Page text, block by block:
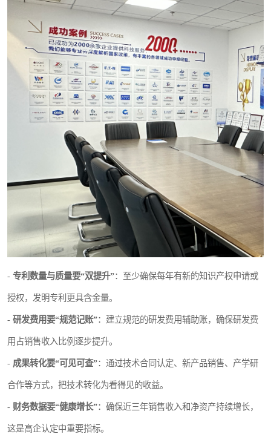
- 专利数量与质量要“双提升”：至少确保每年有新的知识产权申请或
授权，发明专利更具含金量。
- 研发费用要“规范记账”：建立规范的研发费用辅助账，确保研发费
用占销售收入比例逐步提升。
- 成果转化要“可见可查”：通过技术合同认定、新产品销售、产学研
合作等方式，把技术转化为看得见的收益。
- 财务数据要“健康增长”：确保近三年销售收入和净资产持续增长，
这是高企认定中重要指标。